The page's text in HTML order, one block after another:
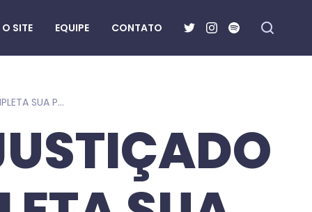
O SITE EQUIPE CONTATO
HAIL TO THE KING: O INJUSTIÇADO ÁLBUM DO A7X COMPLETA SUA PRIMEIRA DÉCADA!